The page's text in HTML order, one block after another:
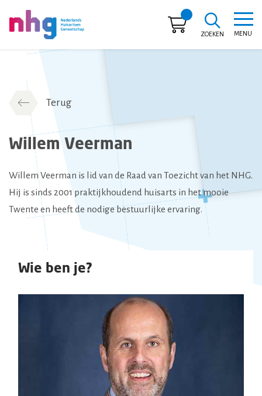
MENU
ZOEKEN
Terug
Willem Veerman
Willem Veerman is lid van de Raad van Toezicht van het NHG.
Hij is sinds 2001 praktijkhoudend huisarts in het mooie
Twente en heeft de nodige bestuurlijke ervaring.
Wie ben je?